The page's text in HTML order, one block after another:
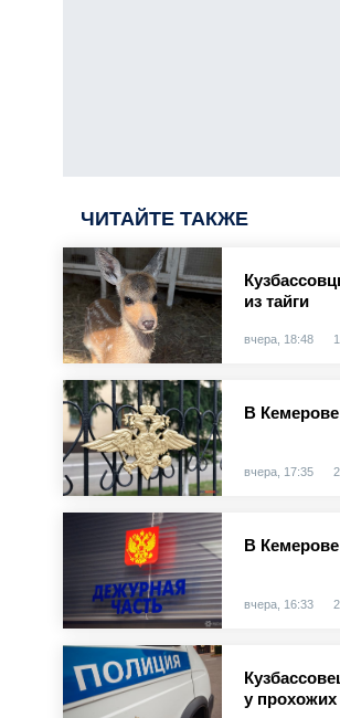
ЧИТАЙТЕ ТАКЖЕ
из тайги
вчера, 18:48
В
вчера, 17:35
В
вчера, 16:33
у прохожих